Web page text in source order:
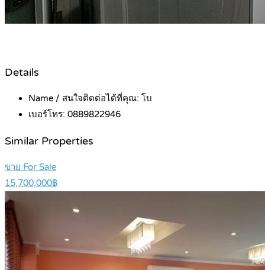
Details
Name / สนใจติดต่อได้ที่คุณ: โบ
เบอร์โทร: 0889822946
Similar Properties
ขาย For Sale
15,700,000฿